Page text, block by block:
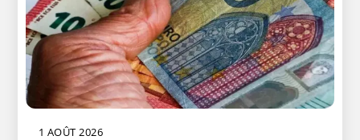
1 AOÛT 2026